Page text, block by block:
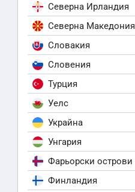
Северна Ирландия
Северна Македония
Словакия
Словения
Турция
Уелс
Украйна
Унгария
Фарьорски острови
Финландия